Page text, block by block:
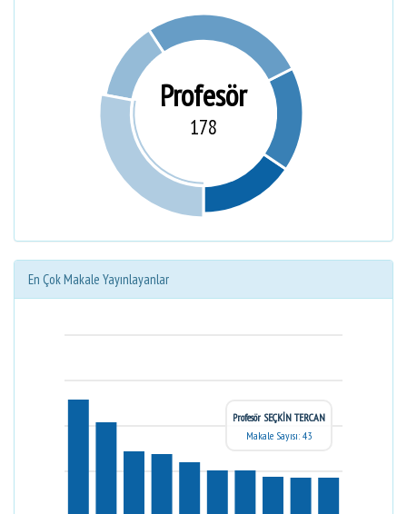
Profesör
178
En Çok Makale Yayınlayanlar
Profesör SEÇKİN TERCAN
Makale Sayısı: 43